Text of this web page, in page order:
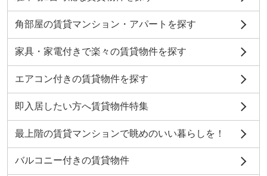
角部屋の賃貸マンション・アパートを探す
家具・家電付きで楽々の賃貸物件を探す
エアコン付きの賃貸物件を探す
即入居したい方へ賃貸物件特集
最上階の賃貸マンションで眺めのいい暮らしを！
バルコニー付きの賃貸物件